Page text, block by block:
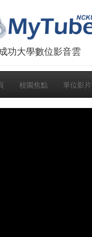
功大學數位影音雲
校園焦點 單位影片